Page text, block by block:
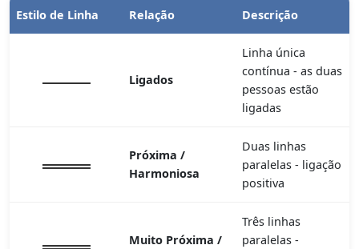
Estilo de Linha Relação Descrição
Ligados
Linha única
contínua - as duas
pessoas estão
ligadas
Próxima /
Harmoniosa
Duas linhas
paralelas - ligação
positiva
Muito Próxima /
Três linhas
paralelas -